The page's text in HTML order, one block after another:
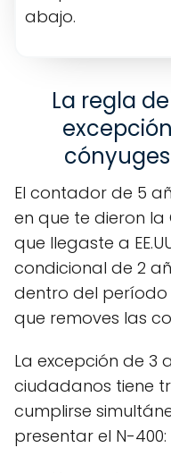
abajo.
La regla
El contador de 5
en que te dieron
que llegaste a
condicional de 2
dentro del período
que removes las
La excepción de 3
ciudadanos tiene
cumplirse
presentar el N-400: